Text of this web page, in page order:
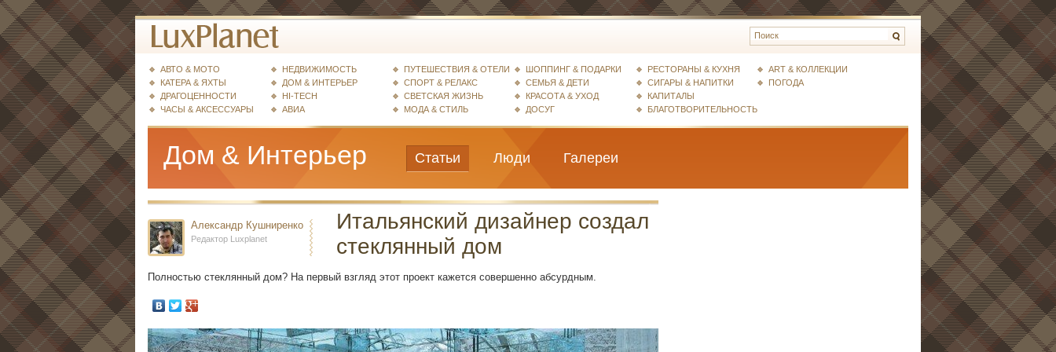
АВТО & МОТО
КАТЕРА & ЯХТЫ
ДРАГОЦЕННОСТИ
ЧАСЫ & АКСЕССУАРЫ
НЕДВИЖИМОСТЬ
ДОМ & ИНТЕРЬЕР
HI-TECH
АВИА
ПУТЕШЕСТВИЯ & ОТЕЛИ
СПОРТ & РЕЛАКС
СВЕТСКАЯ ЖИЗНЬ
МОДА & СТИЛЬ
ШОППИНГ & ПОДАРКИ
СЕМЬЯ & ДЕТИ
КРАСОТА & УХОД
ДОСУГ
РЕСТОРАНЫ & КУХНЯ
СИГАРЫ & НАПИТКИ
КАПИТАЛЫ
БЛАГОТВОРИТЕЛЬНОСТЬ
ART & КОЛЛЕКЦИИ
ПОГОДА
Дом & Интерьер Статьи Люди Галереи
Александр Кушниренко
Редактор Luxplanet
Итальянский дизайнер создал
стеклянный дом
Полностью стеклянный дом? На первый взгляд этот проект кажется совершенно абсурдным.